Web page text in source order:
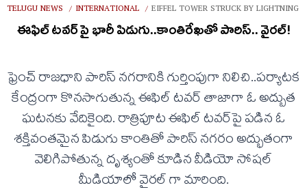
TELUGU NEWS / INTERNATIONAL / EIFFEL TOWER STRUCK BY
ఈఫిల్ టవర్‌ పై భారీ పిడుగు..కాంతిరేఖతో పారిస్.. వైరల్!
ఫ్రెంచ్ రాజధాని పారిస్ నగరానికి గుర్తింపుగా నిలిచి..పర్యాటక
కేంద్రంగా కొనసాగుతున్న ఈఫిల్ టవర్ తాజాగా ఓ అద్బుత
ఘటనకు వేదికైంది. రాత్రిపూట ఈఫిల్ టవర్‌పై పడిన ఓ
శక్తివంతమైన పిడుగు కాంతితో పారిస్ నగరం అద్భుతంగా
వెలిగిపోతున్న దృశ్యంతో కూడిన వీడియో సోషల్
మీడియాలో వైరల్ గా మారింది.